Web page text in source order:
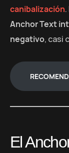
canibalización
Anchor Text
negativo, casi
El